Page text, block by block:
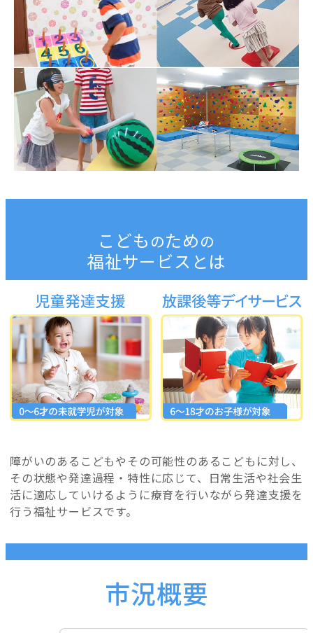
こども のための
福祉サービスとは
障がいのあるこどもやその可能性のあるこどもに対し、
その状態や発達過程・特性に応じて、日常生活や社会生
活に適応していけるように療育を行いながら発達支援を
行う福祉サービスです。
市況概要